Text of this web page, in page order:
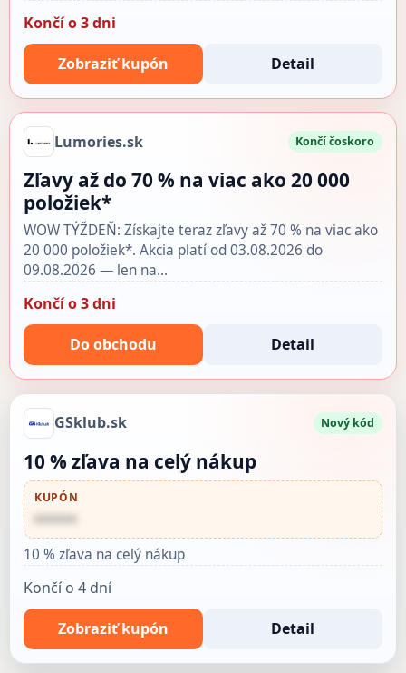
Končí o 3 dni
Zobraziť kupón Detail
Lumories.sk Končí čoskoro
Zľavy až do 70 % na viac ako 20 000
položiek*
WOW TÝŽDEŇ: Získajte teraz zľavy až 70 % na viac ako
20 000 položiek*. Akcia platí od 03.08.2026 do
09.08.2026 — len na…
Končí o 3 dni
Do obchodu Detail
GSklub.sk Nový kód
10 % zľava na celý nákup
KUPÓN
••••••
10 % zľava na celý nákup
Končí o 4 dní
Zobraziť kupón Detail